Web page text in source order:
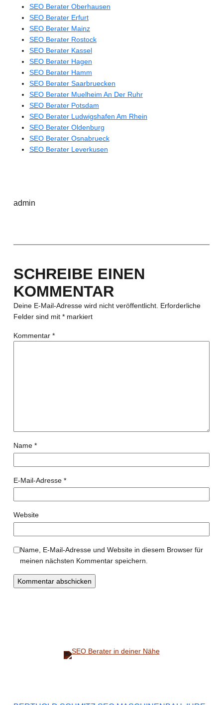
SEO Berater Oberhausen
SEO Berater Erfurt
SEO Berater Mainz
SEO Berater Rostock
SEO Berater Kassel
SEO Berater Hagen
SEO Berater Hamm
SEO Berater Saarbruecken
SEO Berater Muelheim An Der Ruhr
SEO Berater Potsdam
SEO Berater Ludwigshafen Am Rhein
SEO Berater Oldenburg
SEO Berater Osnabrueck
SEO Berater Leverkusen
admin
SCHREIBE EINEN
KOMMENTAR
Deine E-Mail-Adresse wird nicht veröffentlicht. Erforderliche
Felder sind mit *markiert
Kommentar *
Name *
E-Mail-Adresse *
Website
Name, E-Mail-Adresse und Website in diesem Browser für
meinen nächsten Kommentar speichern.